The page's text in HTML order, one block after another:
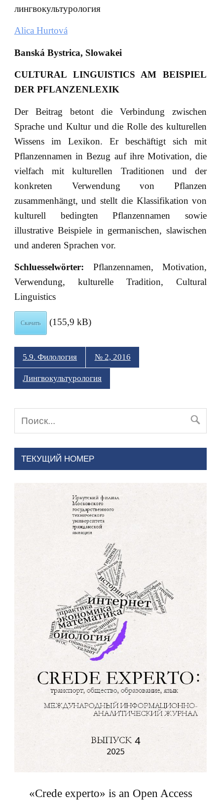
лингвокультурология
Alica Hurtová
Banská Bystrica, Slowakei
CULTURAL LINGUISTICS AM BEISPIEL
DER PFLANZENLEXIK
Der Beitrag betont die Verbindung zwischen
Sprache und Kultur und die Rolle des kulturellen
Wissens im Lexikon. Er beschäftigt sich mit
Pflanzennamen in Bezug auf ihre Motivation, die
vielfach mit kulturellen Traditionen und der
konkreten Verwendung von Pflanzen
zusammenhängt, und stellt die Klassifikation von
kulturell bedingten Pflanzennamen sowie
illustrative Beispiele in germanischen, slawischen
und anderen Sprachen vor.
Schluesselwörter: Pflanzennamen, Motivation,
Verwendung, kulturelle Tradition, Cultural
Linguistics
Скачать (155,9 kB)
5.9. Филология № 2, 2016
Лингвокультурология
ТЕКУЩИЙ НОМЕР
«Crede experto» is an Open Access